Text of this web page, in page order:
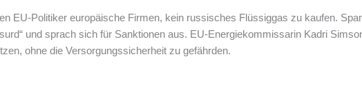
EU-Politiker europäische Firmen, kein russisches Flüssiggas zu kaufen.
und sprach sich für Sanktionen aus. EU-Energiekommissarin Kadri
ohne die Versorgungssicherheit zu gefährden.